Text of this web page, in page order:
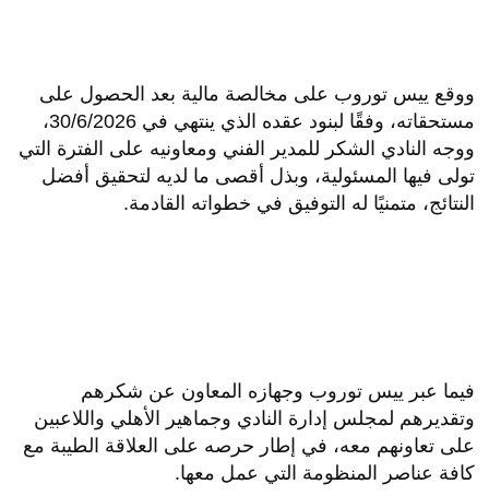
ووقع ييس توروب على مخالصة مالية بعد الحصول على
مستحقاته، وفقًا لبنود عقده الذي ينتهي في 30/6/2026،
ووجه النادي الشكر للمدير الفني ومعاونيه على الفترة التي
تولى فيها المسئولية، وبذل أقصى ما لديه لتحقيق أفضل
النتائج، متمنيًا له التوفيق في خطواته القادمة.
فيما عبر ييس توروب وجهازه المعاون عن شكرهم
وتقديرهم لمجلس إدارة النادي وجماهير الأهلي واللاعبين
على تعاونهم معه، في إطار حرصه على العلاقة الطيبة مع
كافة عناصر المنظومة التي عمل معها.